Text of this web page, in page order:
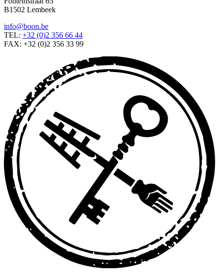
B1502 Lembeek
info@boon.be
TEL: +32 (0)2 356 66 44
FAX: +32 (0)2 356 33 99